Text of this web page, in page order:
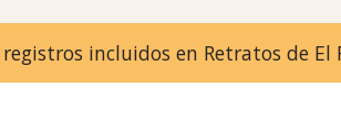
incluidos en Retratos de El